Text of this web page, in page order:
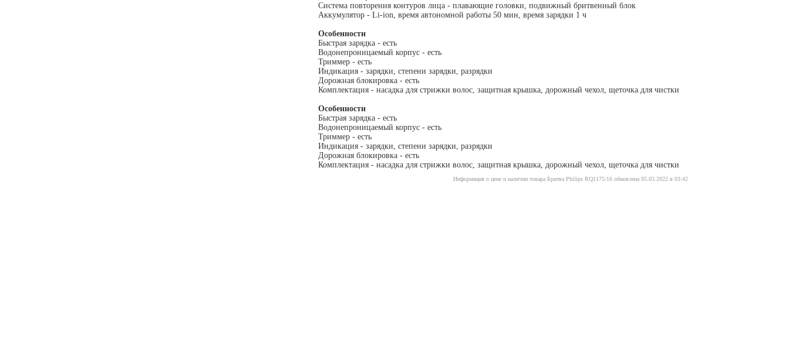
Система повторения контуров лица - плавающие головки, подвижный бритвенный блок
Аккумулятор - Li-ion, время автономной работы 50 мин, время зарядки 1 ч
Особенности
Быстрая зарядка - есть
Водонепроницаемый корпус - есть
Триммер - есть
Индикация - зарядки, степени зарядки, разрядки
Дорожная блокировка - есть
Комплектация - насадка для стрижки волос, защитная крышка, дорожный чехол, щеточка для чистки
Особенности
Быстрая зарядка - есть
Водонепроницаемый корпус - есть
Триммер - есть
Индикация - зарядки, степени зарядки, разрядки
Дорожная блокировка - есть
Комплектация - насадка для стрижки волос, защитная крышка, дорожный чехол, щеточка для чистки
Информация о цене и наличии товара Бритва Philips RQ1175/16 обновлена 05.03.2022 в 03:42